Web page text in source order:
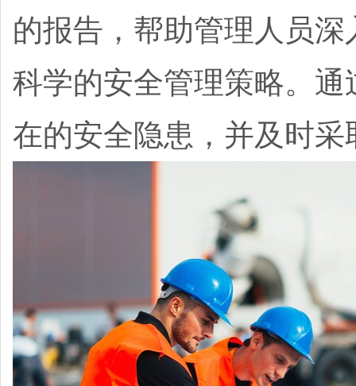
的报告，帮助管理人员
科学的安全管理策略。
在的安全隐患，并及时采